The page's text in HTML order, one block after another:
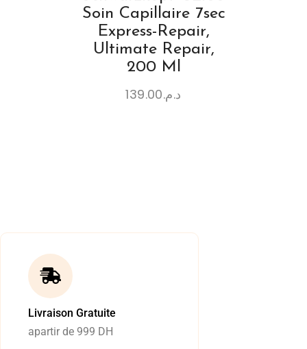
Soin Capillaire 7sec
Express-Repair,
Ultimate Repair,
200 Ml
د.م.139.00
Livraison Gratuite
apartir de 999 DH